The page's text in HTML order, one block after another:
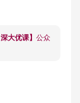
深大优课】 公众